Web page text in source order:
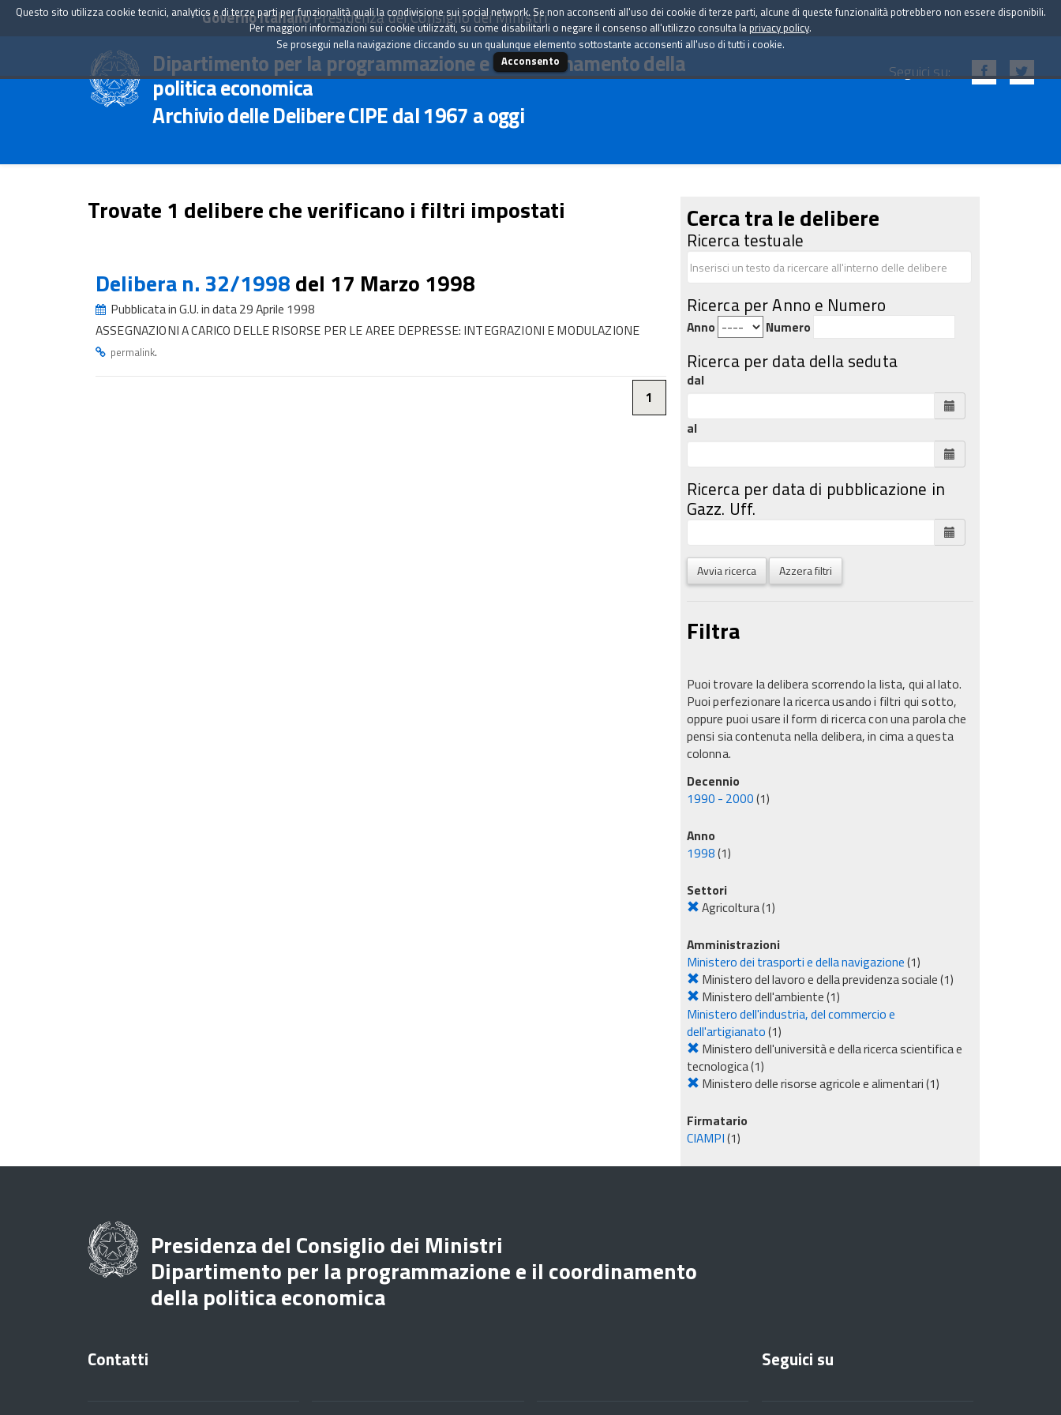
Governo ItalianoPresidenza del Consiglio dei Ministri
Dipartimento per la programmazione e il coordinamento della
politica economica
Archivio delle Delibere CIPE dal 1967 a oggi
Seguici su:
Trovate 1 delibere che verificano i filtri impostati
Delibera n. 32/1998del 17 Marzo 1998
Pubblicata in G.U. in data 29 Aprile 1998
ASSEGNAZIONI A CARICO DELLE RISORSE PER LE AREE DEPRESSE: INTEGRAZIONI E MODULAZIONE
permalink.
1
Cerca tra le delibere
Ricerca testuale
Ricerca per Anno e Numero
Anno Numero
Ricerca per data della seduta
dal
al
Ricerca per data di pubblicazione in
Gazz. Uff.
Avvia ricerca Azzera filtri
Filtra
Puoi trovare la delibera scorrendo la lista, qui al lato.
Puoi perfezionare la ricerca usando i filtri qui sotto,
oppure puoi usare il form di ricerca con una parola che
pensi sia contenuta nella delibera, in cima a questa
colonna.
Decennio
1990 - 2000(1)
Anno
1998(1)
Settori
Agricoltura(1)
Amministrazioni
Ministero dei trasporti e della navigazione(1)
Ministero del lavoro e della previdenza sociale(1)
Ministero dell'ambiente(1)
Ministero dell'industria, del commercio e
dell'artigianato(1)
Ministero dell'università e della ricerca scientifica e
tecnologica(1)
Ministero delle risorse agricole e alimentari(1)
Firmatario
CIAMPI(1)
Questo sito utilizza cookie tecnici, analytics e di terze parti per funzionalità quali la condivisione sui social network. Se non acconsenti all'uso dei cookie di terze parti, alcune di queste funzionalità potrebbero non essere disponibili.
Per maggiori informazioni sui cookie utilizzati, su come disabilitarli o negare il consenso all'utilizzo consulta la privacy policy.
Se prosegui nella navigazione cliccando su un qualunque elemento sottostante acconsenti all'uso di tutti i cookie.
Acconsento
Presidenza del Consiglio dei Ministri
Dipartimento per la programmazione e il coordinamento
della politica economica
Contatti Seguici su